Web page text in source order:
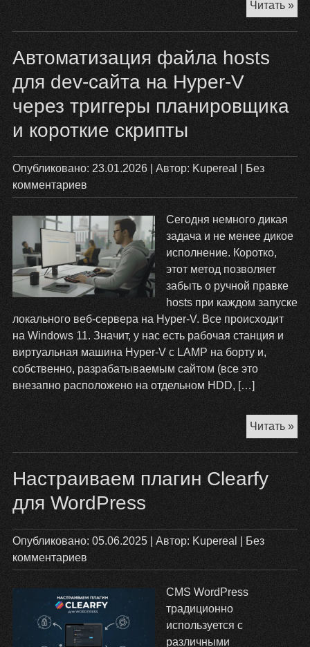
Читать »
Автоматизация файла hosts
для dev-сайта на Hyper-V
через триггеры планировщика
и короткие скрипты
Опубликовано: 23.01.2026| Автор: Kupereal
Без
комментариев
Сегодня немного дикая
задача и не менее дикое
исполнение. Коротко,
этот метод позволяет
забыть о ручной правке
hosts при каждом запуске
локального веб-сервера на Hyper-V. Все происходит
на Windows 11. Значит, у нас есть рабочая станция и
виртуальная машина Hyper-V с LAMP на борту и,
собственно, разрабатываемым сайтом (все это
внезапно расположено на отдельном HDD, […]
Читать »
на
Настраиваем плагин Clearfy
для WordPress
Опубликовано: 05.06.2025| Автор: Kupereal
Без
комментариев
CMS WordPress
традиционно
используется с
различными